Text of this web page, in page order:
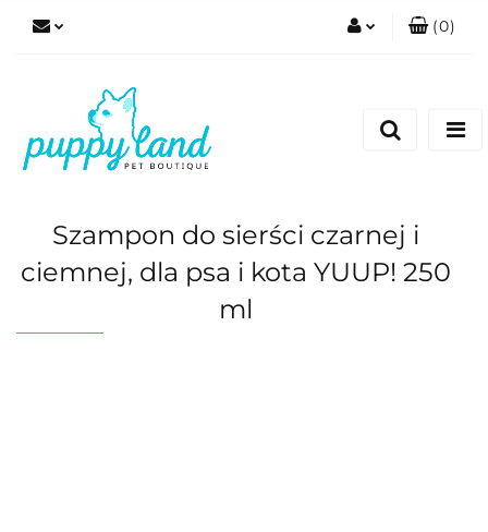
(0)
Szampon do sierści czarnej i
ciemnej, dla psa i kota YUUP! 250
ml